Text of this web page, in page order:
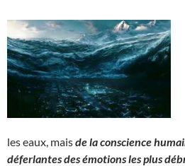
les eaux, maisde la conscience
déferlantes des émotions les plus